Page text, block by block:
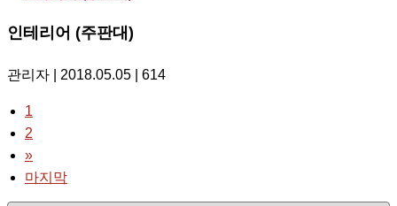
인테리어 (주판대)
관리자 | 2018.05.05 | 614
1
2
»
마지막